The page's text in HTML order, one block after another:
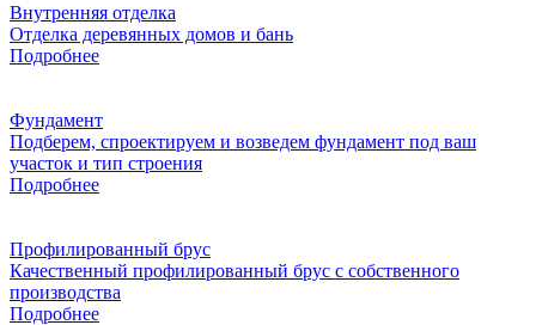
Внутренняя отделка
Отделка деревянных домов и бань
Подробнее
Фундамент
Подберем, спроектируем и возведем фундамент под ваш
участок и тип строения
Подробнее
Профилированный брус
Качественный профилированный брус с собственного
производства
Подробнее